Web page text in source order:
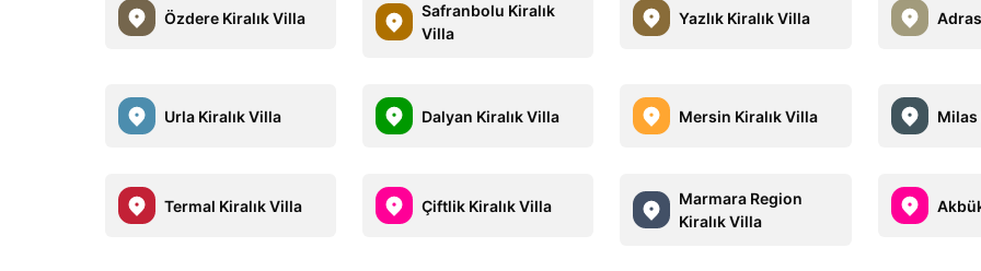
Özdere Kiralık Villa
Safranbolu Kiralık
Villa
Yazlık Kiralık Villa
Urla Kiralık Villa Dalyan Kiralık Villa Mersin Kiralık Villa Milas
Termal Kiralık Villa Çiftlik Kiralık Villa
Marmara Region
Kiralık Villa